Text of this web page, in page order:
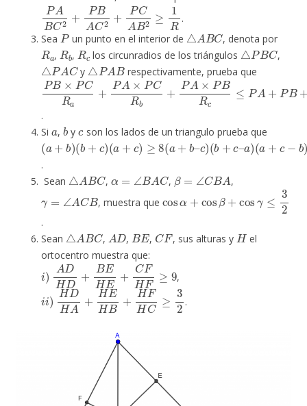
PABC PBA PCA 1R
.
Sea
P
un punto en el interior de
△ ABC
, denota por
Ra
,
Rb
,
Rc
los circunradios de los triángulos
△PBC
,
△PAC
y
△PAB
respectivamente, prueba que
PB× PCRa+ ×PC Rb+PA BRc ≤PA+P P C
.
Si
,
b
y son los lados de un triangulo prueba que
(a +b)(b+ c)
(a +c )≥ 8( a+b–
c) (b +c–a )
(a +c −b )
.
Sean
△ ABC
,
BA C
,
β C BA
,
A C B
, muestra que
+
.
Sean
△ ABC
,
A D
,
BE
,
CF
, sus alturas y
H
el
ortocentro muestra que:
i) ADH BEH FHF
,
ii) HDH +HEH +HFH 32
.